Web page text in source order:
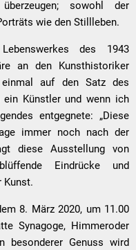
sowohl der
wie den Stillleben.
des 1943
an den Kunsthistoriker
auf den Satz des
ein Künstler und wenn ich
entgegnete: „Diese
immer noch nach der
diese Ausstellung von
Eindrücke und
Kunst.
8. März 2020, um 11.00
Synagoge, Himmeroder
besonderer Genuss wird